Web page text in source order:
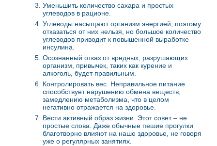
Уменьшить количество сахара и простых
углеводов в рационе.
Углеводы насыщают организм энергией, поэтому
отказаться от них нельзя, но большое количество
углеводов приводит к повышенной выработке
инсулина.
Осознанный отказ от вредных, разрушающих
организм, привычек, таких как курение и
алкоголь, будет правильным.
Контролировать вес. Неправильное питание
способствует нарушению обмена веществ,
замедлению метаболизма, что в целом
негативно отражается на здоровье.
Вести активный образ жизни. Этот совет – не
простые слова. Даже обычные пешие прогулки
благотворно влияют на наше здоровье, не говоря
уже о регулярных занятиях.